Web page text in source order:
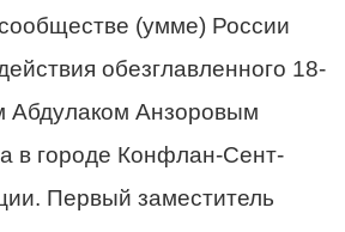
(умме) России
обезглавленного 18-
Абдулаком Анзоровым
в городе Конфлан-Сент-
Первый заместитель